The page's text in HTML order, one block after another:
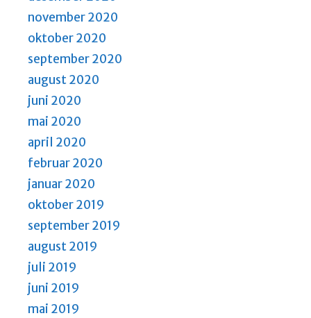
november 2020
oktober 2020
september 2020
august 2020
juni 2020
mai 2020
april 2020
februar 2020
januar 2020
oktober 2019
september 2019
august 2019
juli 2019
juni 2019
mai 2019